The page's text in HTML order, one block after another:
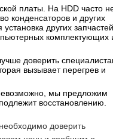
платы. На HDD часто
конденсаторов и других
других
комплектующих
доверить
вызывает перегрев и
мы предложим
восстановлению.
доверить